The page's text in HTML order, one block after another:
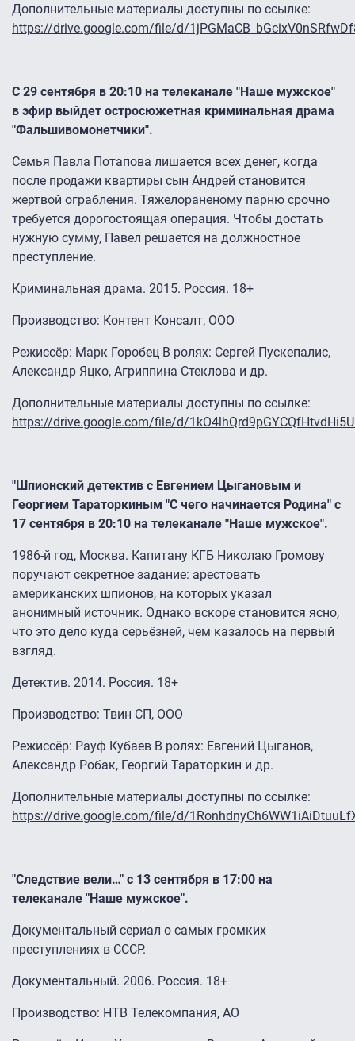
Дополнительные материалы доступны по ссылке:
https://drive.google.com/file/d/
С 29 сентября в 20:10 на телеканале "Наше мужское"
в эфир выйдет остросюжетная криминальная драма
"Фальшивомонетчики".
Семья Павла Потапова лишается всех денег, когда
после продажи квартиры сын Андрей становится
жертвой ограбления. Тяжелораненому парню срочно
требуется дорогостоящая операция. Чтобы достать
нужную сумму, Павел решается на должностное
преступление.
Криминальная драма. 2015. Россия. 18+
Производство: Контент Консалт, ООО
Режиссёр: Марк Горобец В ролях: Сергей Пускепалис,
Александр Яцко, Агриппина Стеклова и др.
Дополнительные материалы доступны по ссылке:
https://drive.google.com/file/d/
"Шпионский детектив с Евгением Цыгановым и
Георгием Тараторкиным "С чего начинается Родина" с
17 сентября в 20:10 на телеканале "Наше мужское".
1986-й год, Москва. Капитану КГБ Николаю Громову
поручают секретное задание: арестовать
американских шпионов, на которых указал
анонимный источник. Однако вскоре становится ясно,
что это дело куда серьёзней, чем казалось на первый
взгляд.
Детектив. 2014. Россия. 18+
Производство: Твин СП, ООО
Режиссёр: Рауф Кубаев В ролях: Евгений Цыганов,
Александр Робак, Георгий Тараторкин и др.
Дополнительные материалы доступны по ссылке:
https://drive.google.com/file/d/
"Следствие вели…" с 13 сентября в 17:00 на
телеканале "Наше мужское".
Документальный сериал о самых громких
преступлениях в СССР.
Документальный. 2006. Россия. 18+
Производство: НТВ Телекомпания, АО